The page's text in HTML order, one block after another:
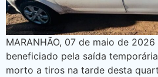
MARANHÃO, 07 de maio de
beneficiado pela saída
morto a tiros na tarde desta